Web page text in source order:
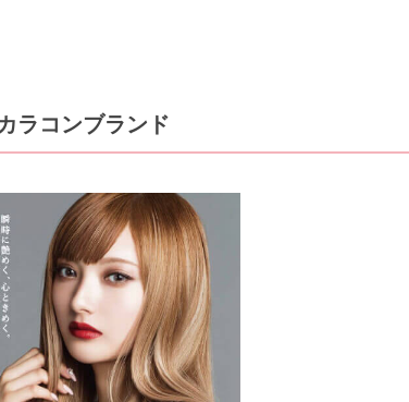
ラコンブランド